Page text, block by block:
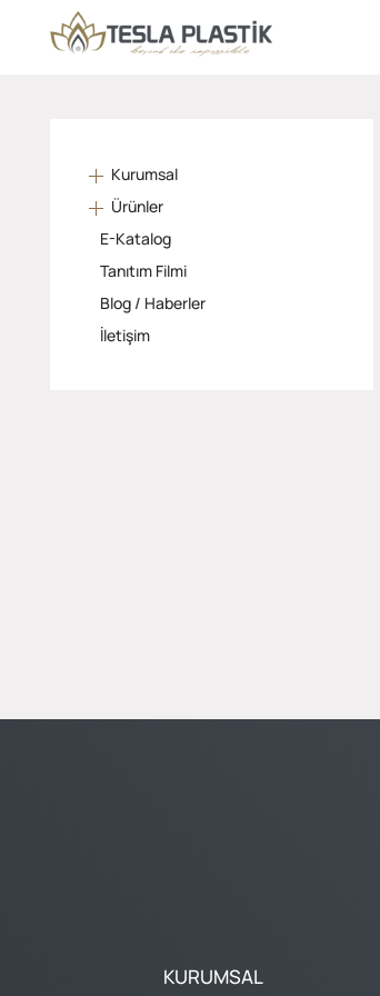
Kurumsal
Ürünler
E-Katalog
Tanıtım Filmi
Blog / Haberler
İletişim
KURUMSAL